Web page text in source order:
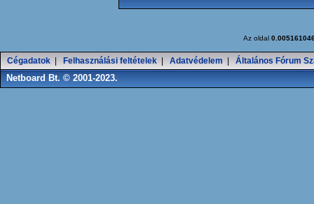
Az oldal
Cégadatok Felhasználási feltételek Adatvédelem Általános Fórum
Netboard Bt. © 2001-2023.